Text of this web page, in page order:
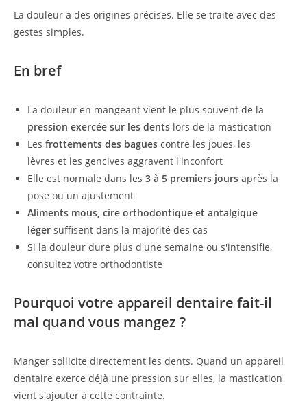
La douleur a des origines précises. Elle se traite avec des
gestes simples.
En bref
La douleur en mangeant vient le plus souvent de la
pression exercée sur les dents lors de la mastication
Les frottements des bagues contre les joues, les
lèvres et les gencives aggravent l'inconfort
Elle est normale dans les 3 à 5 premiers jours après la
pose ou un ajustement
Aliments mous, cire orthodontique et antalgique
léger suffisent dans la majorité des cas
Si la douleur dure plus d'une semaine ou s'intensifie,
consultez votre orthodontiste
Pourquoi votre appareil dentaire fait-il
mal quand vous mangez ?
Manger sollicite directement les dents. Quand un appareil
dentaire exerce déjà une pression sur elles, la mastication
vient s'ajouter à cette contrainte.